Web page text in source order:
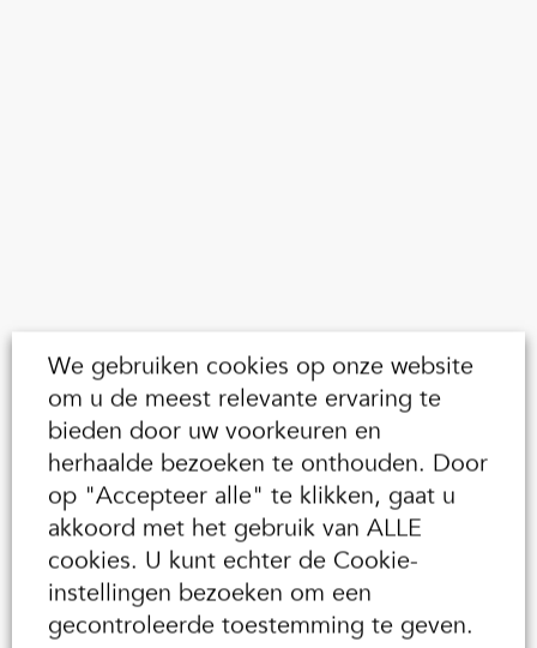
We gebruiken cookies op onze website
om u de meest relevante ervaring te
bieden door uw voorkeuren en
herhaalde bezoeken te onthouden. Door
op "Accepteer alle" te klikken, gaat u
akkoord met het gebruik van ALLE
cookies. U kunt echter de Cookie-
instellingen bezoeken om een
gecontroleerde toestemming te geven.